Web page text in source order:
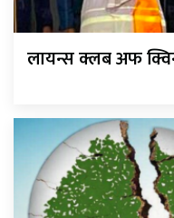
लायन्स क्लब अफ